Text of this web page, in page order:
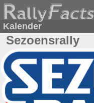
Kalender
Sezoensrally